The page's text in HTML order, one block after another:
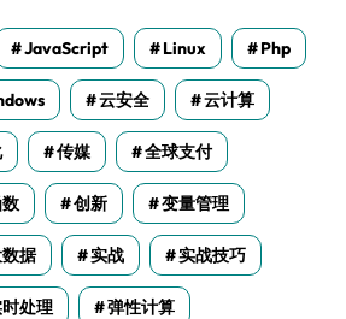
JavaScript Linux Php
云安全 云计算
传媒 全球支付
创新 变量管理
据 实战 实战技巧
处理 弹性计算